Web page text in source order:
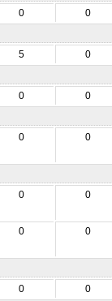
0
0
5
0
0
0
0 0
0 0
0 0
0
0